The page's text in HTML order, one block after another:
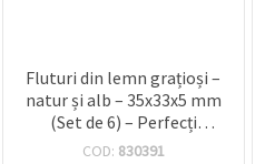
Fluturi din lemn grațioși –
natur și alb – 35x33x5 mm
(Set de 6) – Perfecți
pentru crafturi creative,
COD: 830391